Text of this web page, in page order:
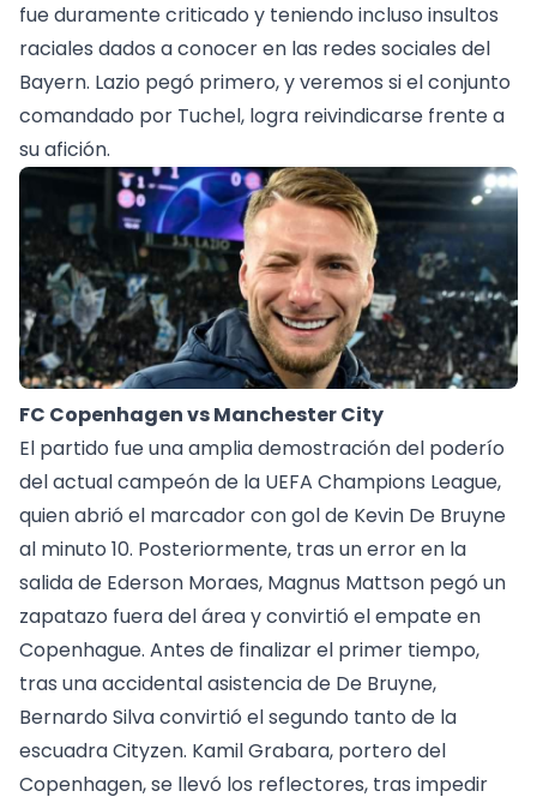
fue duramente criticado y teniendo incluso insultos
raciales dados a conocer en las redes sociales del
Bayern. Lazio pegó primero, y veremos si el conjunto
comandado por Tuchel, logra reivindicarse frente a
su afición.
FC Copenhagen vs Manchester City
El partido fue una amplia demostración del poderío
del actual campeón de la UEFA Champions League,
quien abrió el marcador con gol de Kevin De Bruyne
al minuto 10. Posteriormente, tras un error en la
salida de Ederson Moraes, Magnus Mattson pegó un
zapatazo fuera del área y convirtió el empate en
Copenhague. Antes de finalizar el primer tiempo,
tras una accidental asistencia de De Bruyne,
Bernardo Silva convirtió el segundo tanto de la
escuadra Cityzen. Kamil Grabara, portero del
Copenhagen, se llevó los reflectores, tras impedir